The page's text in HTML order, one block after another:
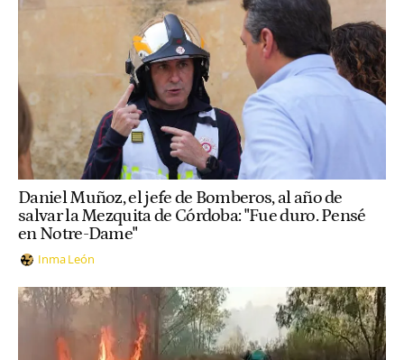
Daniel Muñoz, el jefe de Bomberos, al año de
salvar la Mezquita de Córdoba: "Fue duro. Pensé
en Notre-Dame"
Inma León